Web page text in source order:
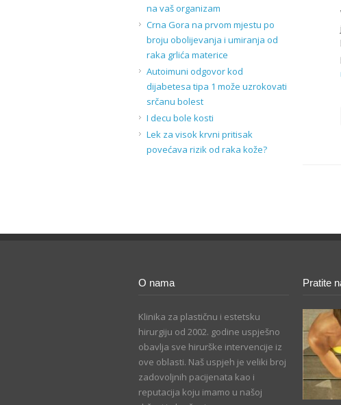
na vaš organizam
Crna Gora na prvom mjestu po
broju obolijevanja i umiranja od
raka grlića materice
Autoimuni odgovor kod
dijabetesa tipa 1 može uzrokovati
srčanu bolest
I decu bole kosti
Lek za visok krvni pritisak
povećava rizik od raka kože?
O nama
Klinika za plastičnu i estetsku
hirurgiju od 2002. godine uspješno
obavlja sve hirurške intervencije iz
ove oblasti. Naš uspjeh je veliki broj
zadovoljnih pacijenata kao i
reputacija koju imamo u našoj
Pratite